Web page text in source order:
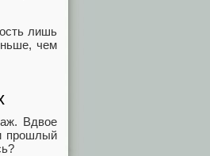
лишь
чем
Вдвое
прошлый